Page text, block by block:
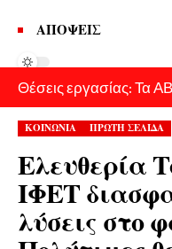
ΑΠΟΨΕΙΣ
Θέσεις εργασίας: Τα
ΚΟΙΝΩΝΙΑ ΠΡΩΤΗ ΣΕΛΙΔΑ
Ελευθερία
ΙΦΕΤ
λύσεις στο